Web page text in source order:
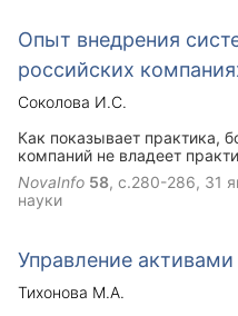
Опыт внедрения
российских
Соколова И.С.
Как показывает практика,
компаний не владеет
бюджетирования в
и относится скептически к
данного подхода к
NovaInfo 58, с.280-286, 31
науки
Управление
Тихонова М.А.